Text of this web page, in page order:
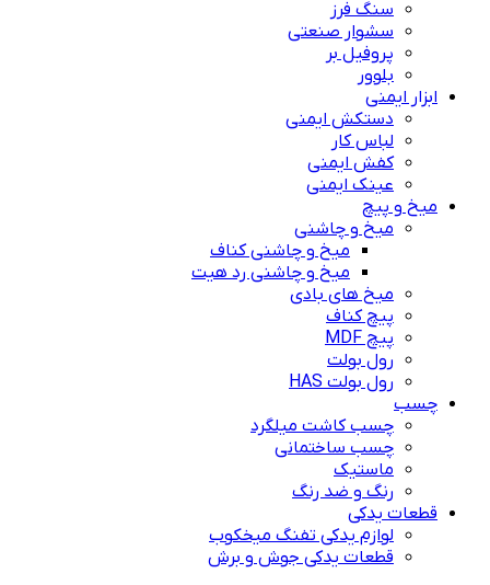
سنگ فرز
سشوار صنعتی
پروفیل بر
بلوور
ابزار ایمنی
دستکش ایمنی
لباس کار
کفش ایمنی
عینک ایمنی
میخ و پیچ
میخ و چاشنی
میخ و چاشنی کناف
میخ و چاشنی رد هیت
میخ های بادی
پیچ کناف
پیچ MDF
رول بولت
رول بولت HAS
چسب
چسب کاشت میلگرد
چسب ساختمانی
ماستیک
رنگ و ضد رنگ
قطعات یدکی
لوازم یدکی تفنگ میخکوب
قطعات یدکی جوش و برش